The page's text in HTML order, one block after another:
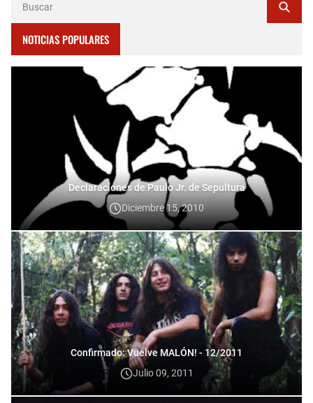
NOTICIAS POPULARES
Declaraciones de Paulo Jr. de Sepultura
Diciembre 15, 2010
Confirmado: Vuelve MALÓN! - 12/2011
Julio 09, 2011